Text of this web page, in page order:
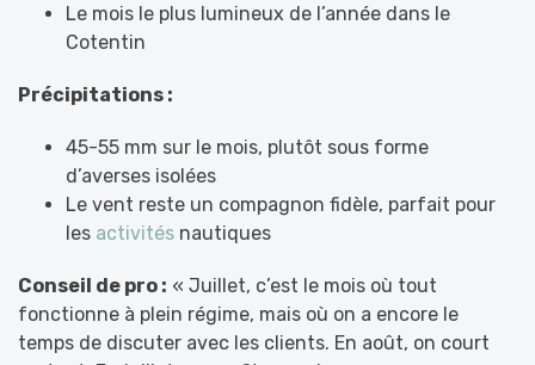
Le mois le plus lumineux de l’année dans le
Cotentin
Précipitations :
45-55 mm sur le mois, plutôt sous forme
d’averses isolées
Le vent reste un compagnon fidèle, parfait pour
les activités nautiques
Conseil de pro : « Juillet, c’est le mois où tout
fonctionne à plein régime, mais où on a encore le
temps de discuter avec les clients. En août, on court